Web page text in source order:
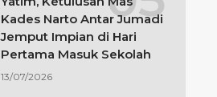
Kades Narto Antar Jumadi
Jemput Impian di Hari
Pertama Masuk Sekolah
13/07/2026